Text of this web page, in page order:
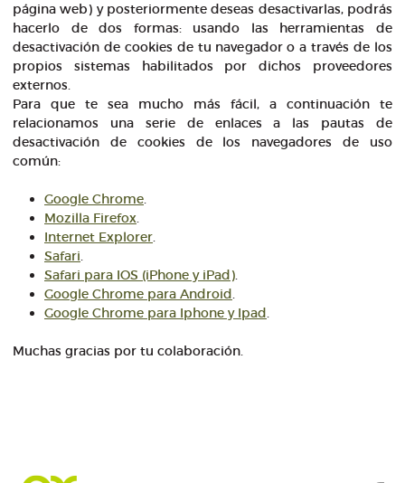
página web) y posteriormente deseas desactivarlas, podrás
hacerlo de dos formas: usando las herramientas de
desactivación de cookies de tu navegador o a través de los
propios sistemas habilitados por dichos proveedores
externos.
Para que te sea mucho más fácil, a continuación te
relacionamos una serie de enlaces a las pautas de
desactivación de cookies de los navegadores de uso
común:
Google Chrome.
Mozilla Firefox.
Internet Explorer.
Safari.
Safari para IOS (iPhone y iPad).
Google Chrome para Android.
Google Chrome para Iphone y Ipad.
Muchas gracias por tu colaboración.